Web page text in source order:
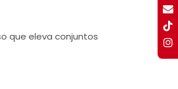
que eleva conjuntos